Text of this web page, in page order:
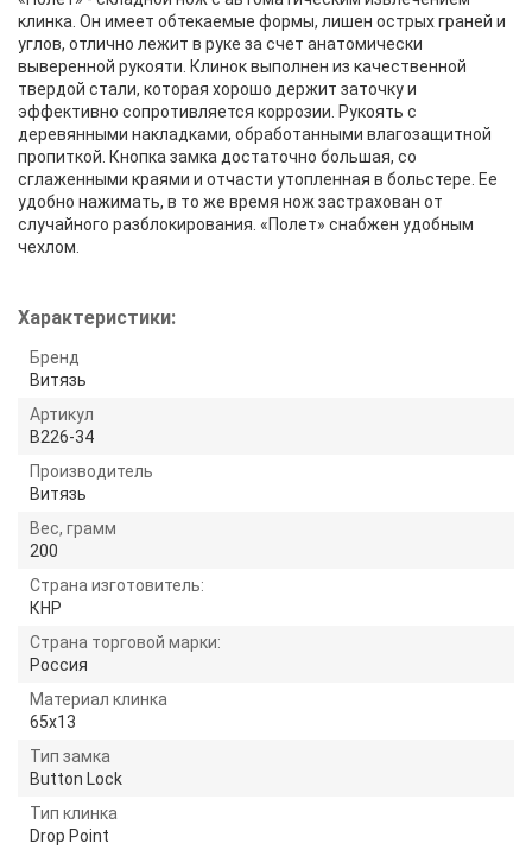
клинка. Он имеет обтекаемые формы, лишен острых граней и
углов, отлично лежит в руке за счет анатомически
выверенной рукояти. Клинок выполнен из качественной
твердой стали, которая хорошо держит заточку и
эффективно сопротивляется коррозии. Рукоять с
деревянными накладками, обработанными влагозащитной
пропиткой. Кнопка замка достаточно большая, со
сглаженными краями и отчасти утопленная в больстере. Ее
удобно нажимать, в то же время нож застрахован от
случайного разблокирования. «Полет» снабжен удобным
чехлом.
Характеристики:
Бренд
Витязь
Артикул
B226-34
Производитель
Витязь
Вес, грамм
200
Страна изготовитель:
КНР
Страна торговой марки:
Россия
Материал клинка
65х13
Тип замка
Button Lock
Тип клинка
Drop Point